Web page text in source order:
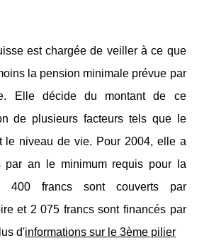
est chargée de veiller à ce que
la pension minimale prévue par
Elle décide du montant de ce
de plusieurs facteurs tels que le
le niveau de vie. Pour 2004, elle a
an le minimum requis pour la
400 francs sont couverts par
et 2 075 francs sont financés par
d'informations sur le 3ème pilier